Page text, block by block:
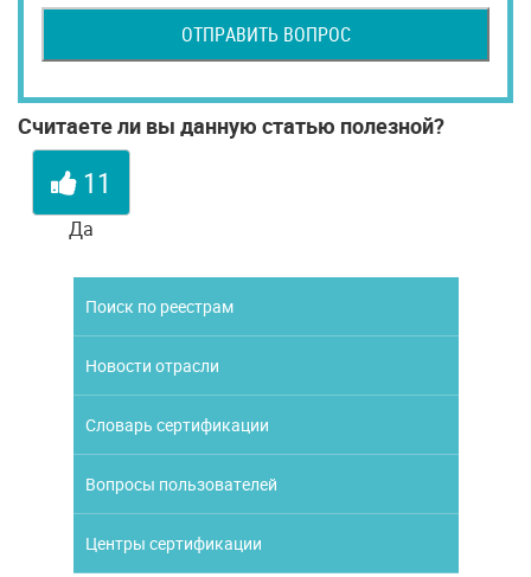
ОТПРАВИТЬ ВОПРОС
Считаете ли вы данную статью полезной?
11
Да
Поиск по реестрам
Новости отрасли
Словарь сертификации
Вопросы пользователей
Центры сертификации